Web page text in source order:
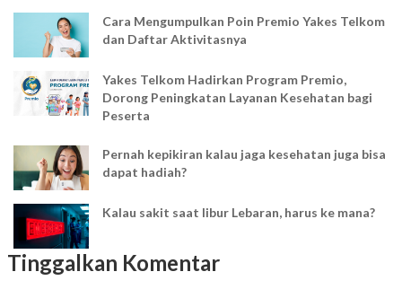
Cara Mengumpulkan Poin Premio Yakes Telkom
dan Daftar Aktivitasnya
Yakes Telkom Hadirkan Program Premio,
Dorong Peningkatan Layanan Kesehatan bagi
Peserta
Pernah kepikiran kalau jaga kesehatan juga bisa
dapat hadiah?
Kalau sakit saat libur Lebaran, harus ke mana?
Mudik Lebaran? Pastikan kamu sudah tahu
Tinggalkan Komentar